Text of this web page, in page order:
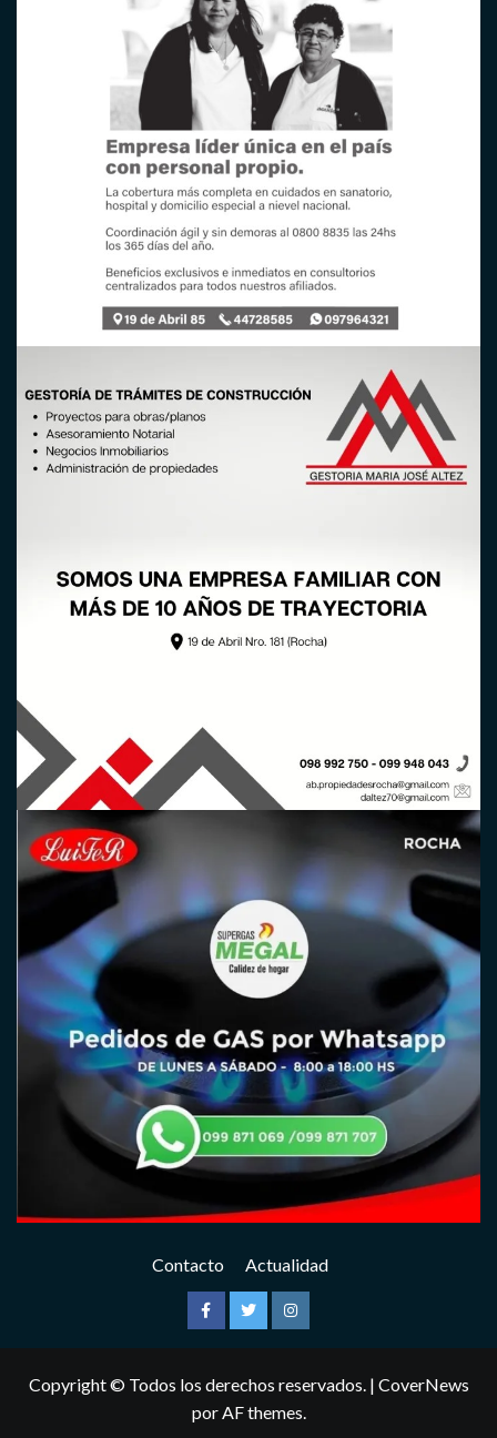
Contacto Actualidad
FacebookTwitterInstagram
Copyright © Todos los derechos reservados. | CoverNews
por AF themes.